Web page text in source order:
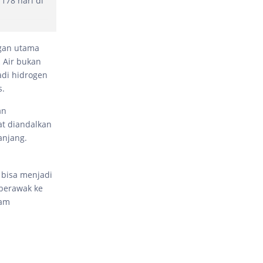
utama
Air bukan
hidrogen
diandalkan
menjadi
ke